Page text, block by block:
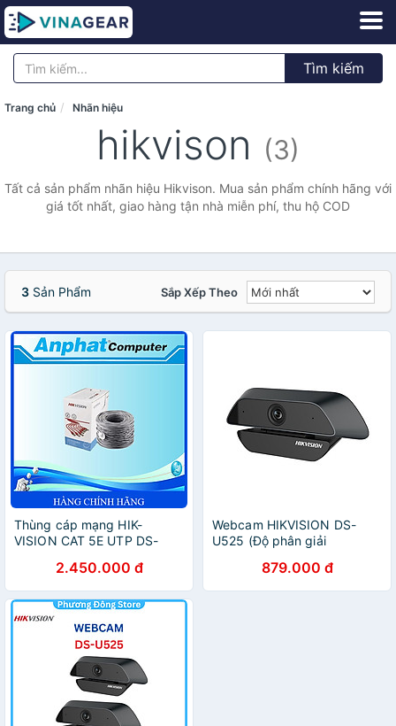
Tìm kiếm
Trang chủ Nhãn hiệu
hikvison (3)
Tất cả sản phẩm nhãn hiệu Hikvison. Mua sản phẩm chính hãng với
giá tốt nhất, giao hàng tận nhà miễn phí, thu hộ COD
3 Sản Phẩm Sắp Xếp Theo
Thùng cáp mạng HIK-
VISION CAT 5E UTP DS-
Xám) - Hàng Chính Hãng
2.450.000 đ
Webcam HIKVISION DS-
U525 (Độ phân giải
1080P) - Hàng chính hãng
879.000 đ